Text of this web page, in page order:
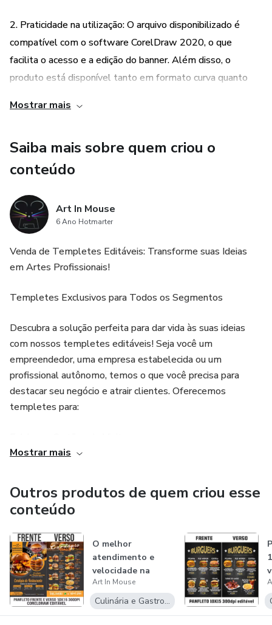
2. Praticidade na utilização: O arquivo disponibilizado é
compatível com o software CorelDraw 2020, o que
facilita o acesso e a edição do banner. Além disso, o
produto está disponível tanto em formato curva quanto
necessidades e preferências.
3. Pronto para impressão: O banner é fornecido em
tamanho 70x100cm, pronto para ser impresso. Isso
redimensionar o arquivo ou ajustar as proporções,
economizando tempo e garantindo um resultado final de
qualidade.
Mostrar mais
Saiba mais sobre quem criou o
conteúdo
Art In Mouse
6 Ano Hotmarter
Venda de Templetes Editáveis: Transforme suas Ideias
em Artes Profissionais!
Templetes Exclusivos para Todos os Segmentos
Descubra a solução perfeita para dar vida às suas ideias
com nossos templetes editáveis! Seja você um
empreendedor, uma empresa estabelecida ou um
profissional autônomo, temos o que você precisa para
destacar seu negócio e atrair clientes. Oferecemos
templetes para:
Banners e Cavaletes de Ferro com Lona
Por que Escolher Nossos Templetes?
Facilidade de Edição: Personalize cada detalhe de forma
fácil, independentemente do seu nível de habilidade.
Mostrar mais
Outros produtos de quem criou esse
conteúdo
O melhor
atendimento e
velocidade na
entrega. Promoção
Panfl...
Art In Mouse
Culinária e Gastronomia